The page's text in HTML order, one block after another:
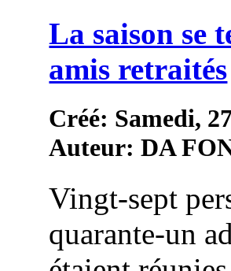
La saison se
amis retraités
Créé: Samedi,
Auteur: DA
Vingt-sept
quarante-un